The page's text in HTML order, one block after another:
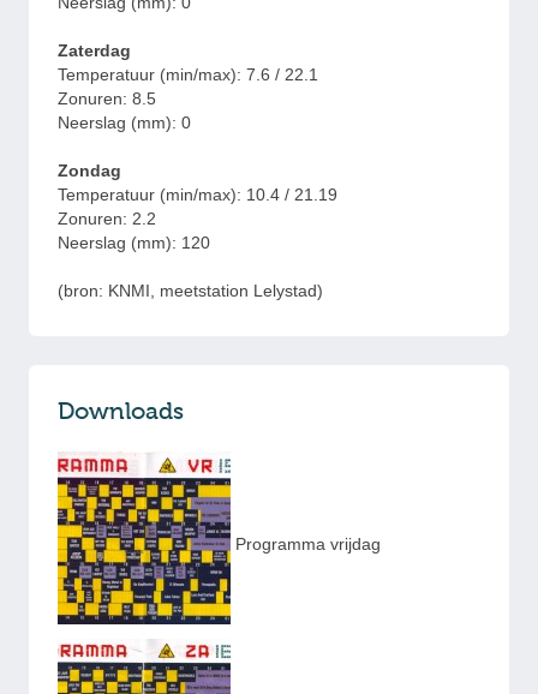
Zaterdag
Temperatuur (min/max): 7.6 / 22.1
Zonuren: 8.5
Neerslag (mm): 0
Zondag
Temperatuur (min/max): 10.4 / 21.19
Zonuren: 2.2
Neerslag (mm): 120
(bron: KNMI, meetstation Lelystad)
Downloads
Programma vrijdag